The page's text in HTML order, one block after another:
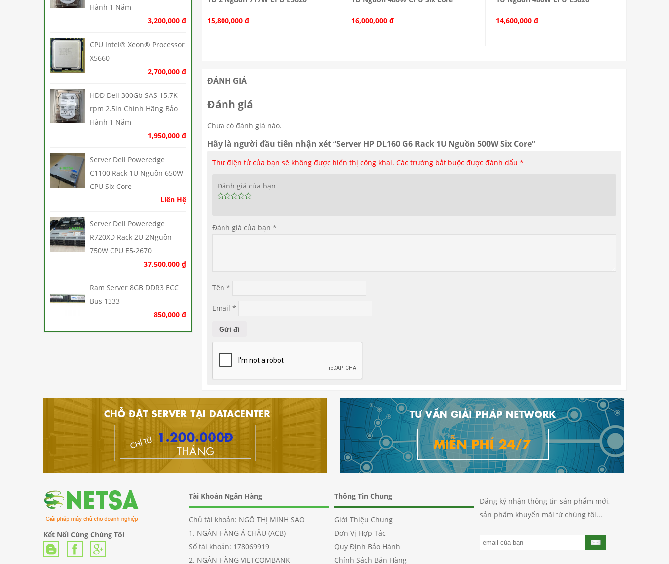
Hành 1 Năm
3,200,000 ₫
CPU Intel® Xeon® Processor
X5660
2,700,000 ₫
HDD Dell 300Gb SAS 15.7K
rpm 2.5in Chính Hãng Bảo
Hành 1 Năm
1,950,000 ₫
Server Dell Poweredge
C1100 Rack 1U Nguồn 650W
CPU Six Core
Liên Hệ
Server Dell Poweredge
R720XD Rack 2U 2Nguồn
750W CPU E5-2670
37,500,000 ₫
Ram Server 8GB DDR3 ECC
Bus 1333
850,000 ₫
15,800,000 ₫ 16,000,000 ₫ 14,600,000 ₫
ĐÁNH GIÁ
Đánh giá
Chưa có đánh giá nào.
Hãy là người đầu tiên nhận xét “Server HP DL160 G6 Rack 1U Nguồn 500W Six Core”
Thư điện tử của bạn sẽ không được hiển thị công khai. Các trường bắt buộc được đánh dấu *
Đánh giá của bạn
Đánh giá của bạn *
Tên *
Email *
Kết Nối Cùng Chúng Tôi
Tài Khoản Ngân Hàng
Chủ tài khoản: NGÔ THỊ MINH SAO
1. NGÂN HÀNG Á CHÂU (ACB)
Số tài khoản: 178069919
2. NGÂN HÀNG VIETCOMBANK
Thông Tin Chung
Giới Thiệu Chung
Đơn Vị Hợp Tác
Quy Định Bảo Hành
Chính Sách Bán Hàng
Đăng ký nhận thông tin sản phẩm mới,
sản phẩm khuyến mãi từ chúng tôi...